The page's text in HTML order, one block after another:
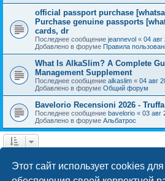
Этот сайт использует cookies для
official passport purchase
Purchase genuine passports
cards, dr
Последнее сообщение jeannevol « 04 авг
Добавлено в форуме Правила
What Is AlkaSlim? A Complete
Management Supplement
Последнее сообщение alkaslim « 04 авг
Добавлено в форуме Общий форум
Bavelorio Recensioni 2026 -
Последнее сообщение bavelorio « 03 авг
Добавлено в форуме Альбатрос